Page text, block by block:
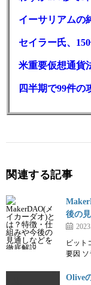
られています。
コインチェッ
引できる
Coincheck NFTは、運
手段として採用され
はじめとした少数の通
つまり、すでに
いる人であれば、保
るため、無駄な手間
関連する記事
後の
ビット
要因
Olive